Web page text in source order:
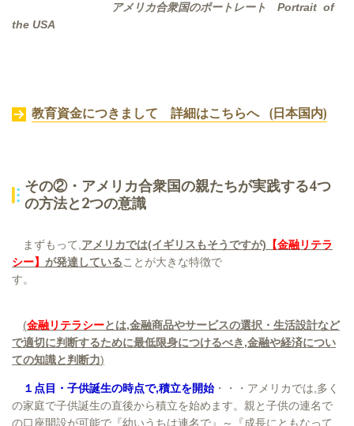
アメリカ合衆国のポートレート Portrait of
the USA
教育資金につきまして 詳細はこちらへ (日本国内)
その②・アメリカ合衆国の親たちが実践する4つ
の方法と2つの意識
まずもって, アメリカでは(イギリスもそうですが) 【金融リテラ
シー】 が発達していることが大きな特徴で
す。
(金融リテラシーとは,金融商品やサービスの選択・生活設計など
で適切に判断するために最低限身につけるべき,金融や経済につい
ての知識と判断力)
１点目・子供誕生の時点で,積立を開始・・・アメリカでは,多く
の家庭で子供誕生の直後から積立を始めます。親と子供の連名で
の口座開設が可能で『幼いうちは連名で』～『成長にともなって